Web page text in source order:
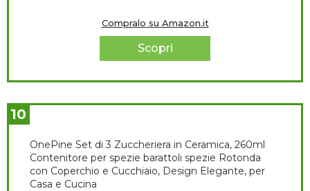
Compralo su Amazon.it
Scopri
10
OnePine Set di 3 Zuccheriera in Ceramica, 260ml
Contenitore per spezie barattoli spezie Rotonda
con Coperchio e Cucchiaio, Design Elegante, per
Casa e Cucina